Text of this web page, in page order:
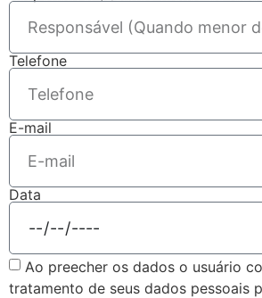
Telefone
E-mail
Data
Ao preecher os dados o usuário
tratamento de seus dados pessoais